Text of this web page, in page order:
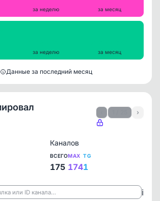
за неделю за месяц
за неделю за месяц
Данные за последний месяц
›
Каналов
ВСЕГО
175
MAX
174
TG
1
или ID канала… ℹ️